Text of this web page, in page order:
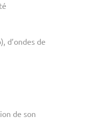
d’ondes de
de son